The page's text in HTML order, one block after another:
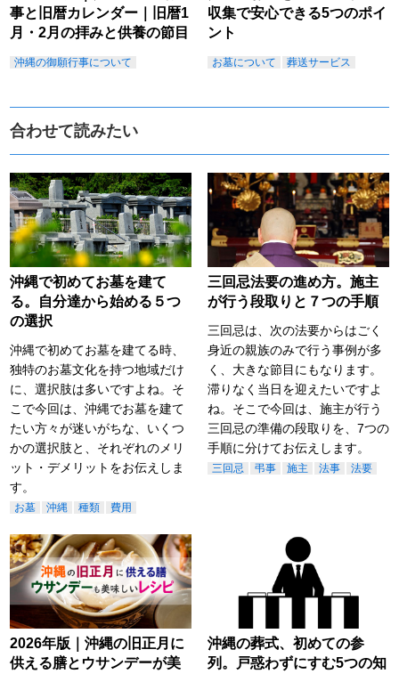
事と旧暦カレンダー｜旧暦1
月・2月の拝みと供養の節目
沖縄の御願行事について
収集で安心できる5つのポイ
ント
お墓について 葬送サービス
合わせて読みたい
沖縄で初めてお墓を建て
る。自分達から始める５つ
の選択
沖縄で初めてお墓を建てる時、
独特のお墓文化を持つ地域だけ
に、選択肢は多いですよね。そ
こで今回は、沖縄でお墓を建て
たい方々が迷いがちな、いくつ
かの選択肢と、それぞれのメリ
ット・デメリットをお伝えしま
す。
お墓 沖縄 種類 費用
三回忌法要の進め方。施主
が行う段取りと７つの手順
三回忌は、次の法要からはごく
身近の親族のみで行う事例が多
く、大きな節目にもなります。
滞りなく当日を迎えたいですよ
ね。そこで今回は、施主が行う
三回忌の準備の段取りを、7つの
手順に分けてお伝えします。
三回忌 弔事 施主 法事 法要
2026年版｜沖縄の旧正月に
供える膳とウサンデーが美
沖縄の葬式、初めての参
列。戸惑わずにすむ5つの知